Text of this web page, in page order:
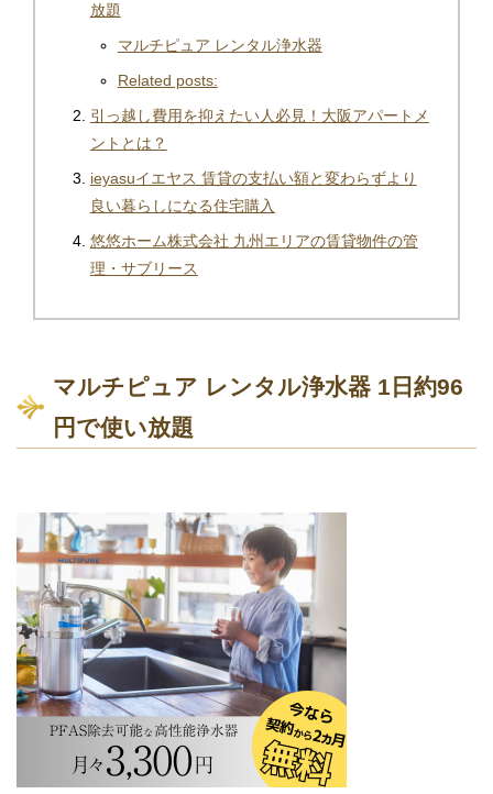
放題
マルチピュア レンタル浄水器
Related posts:
引っ越し費用を抑えたい人必見！大阪アパートメ
ントとは？
ieyasuイエヤス 賃貸の支払い額と変わらずより
良い暮らしになる住宅購入
悠悠ホーム株式会社 九州エリアの賃貸物件の管
理・サブリース
マルチピュア レンタル浄水器 1日約96
円で使い放題